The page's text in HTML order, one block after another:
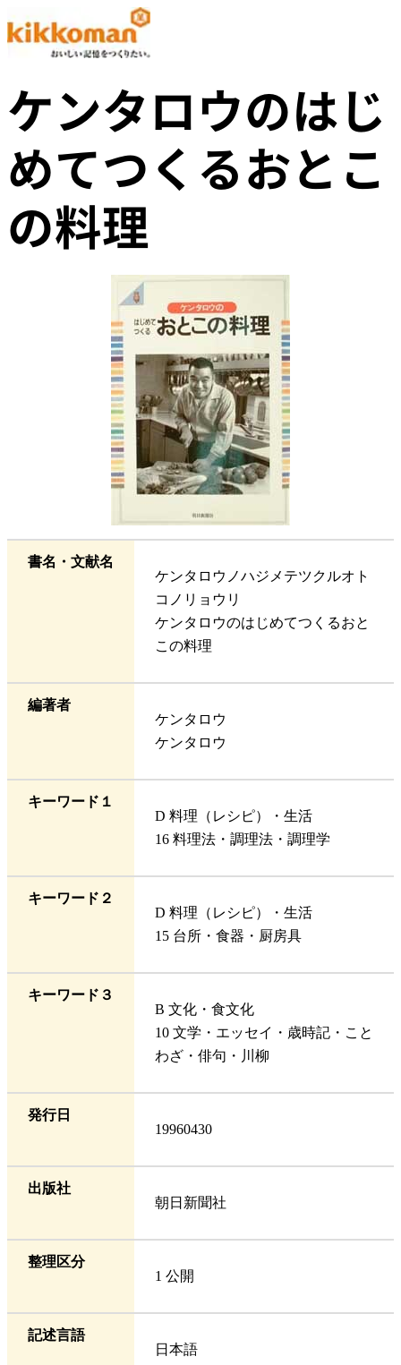
ケンタロウのはじ
めてつくるおとこ
の料理
書名・文献名
ケンタロウノハジメテツクルオト
コノリョウリ
ケンタロウのはじめてつくるおと
この料理
編著者
ケンタロウ
ケンタロウ
キーワード１
D 料理（レシピ）・生活
16 料理法・調理法・調理学
キーワード２
D 料理（レシピ）・生活
15 台所・食器・厨房具
キーワード３
B 文化・食文化
10 文学・エッセイ・歳時記・こと
わざ・俳句・川柳
発行日
19960430
出版社
朝日新聞社
整理区分
1 公開
記述言語
日本語